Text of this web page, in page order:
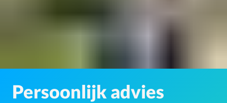
Persoonlijk advies